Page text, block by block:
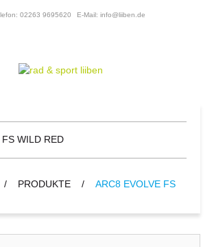
02263 9695620 E-Mail: info@liiben.de
WILD RED
/ PRODUKTE /
ARC8 EVOLVE FS